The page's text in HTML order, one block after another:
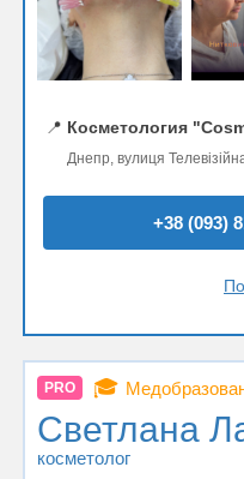
📍 Косметология
Днепр, вулиця
+38 (093)
PRO 🎓
Светлана
косметолог